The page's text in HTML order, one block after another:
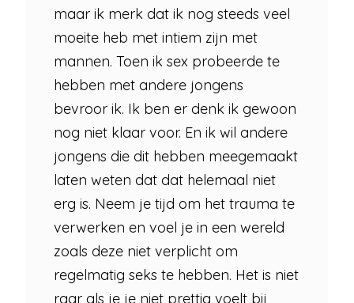
maar ik merk dat ik nog steeds veel
moeite heb met intiem zijn met
mannen. Toen ik sex probeerde te
hebben met andere jongens
bevroor ik. Ik ben er denk ik gewoon
nog niet klaar voor. En ik wil andere
jongens die dit hebben meegemaakt
laten weten dat dat helemaal niet
erg is. Neem je tijd om het trauma te
verwerken en voel je in een wereld
zoals deze niet verplicht om
regelmatig seks te hebben. Het is niet
raar als je je niet prettig voelt bij